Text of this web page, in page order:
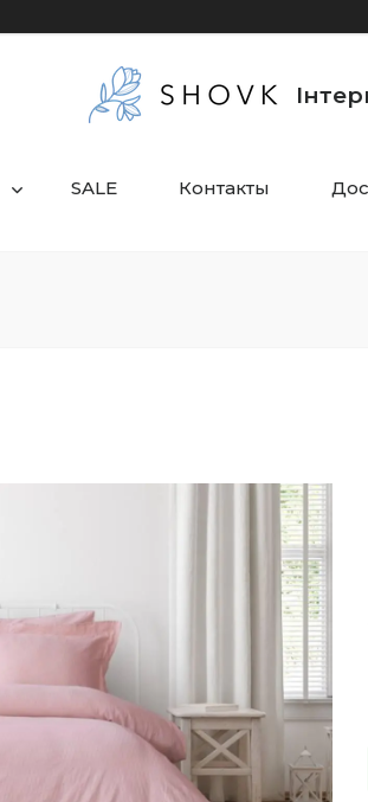
SALE Контакты